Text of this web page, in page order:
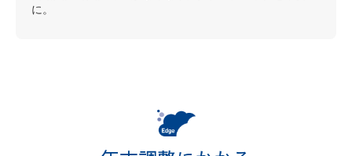
に。